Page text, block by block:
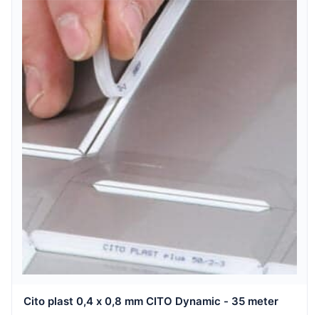
Cito plast 0,4 x 0,8 mm CITO Dynamic - 35 meter